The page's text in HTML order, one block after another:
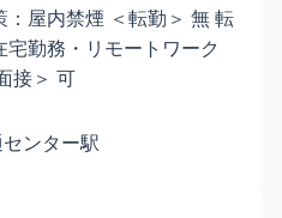
：屋内禁煙 ＜転勤＞ 無 転
勤務・リモートワーク
接＞ 可
ンター駅